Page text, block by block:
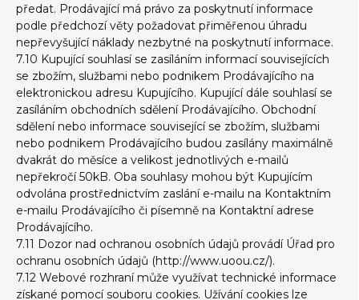
předat. Prodávající má právo za poskytnutí informace
podle předchozí věty požadovat přiměřenou úhradu
nepřevyšující náklady nezbytné na poskytnutí informace.
7.10 Kupující souhlasí se zasíláním informací souvisejících
se zbožím, službami nebo podnikem Prodávajícího na
elektronickou adresu Kupujícího. Kupující dále souhlasí se
zasíláním obchodních sdělení Prodávajícího. Obchodní
sdělení nebo informace související se zbožím, službami
nebo podnikem Prodávajícího budou zasílány maximálně
dvakrát do měsíce a velikost jednotlivých e-mailů
nepřekročí 50kB. Oba souhlasy mohou být Kupujícím
odvolána prostřednictvím zaslání e-mailu na Kontaktním
e-mailu Prodávajícího či písemně na Kontaktní adrese
Prodávajícího.
7.11 Dozor nad ochranou osobních údajů provádí Úřad pro
ochranu osobních údajů (http://www.uoou.cz/).
7.12 Webové rozhraní může využívat technické informace
získané pomocí souboru cookies. Užívání cookies lze